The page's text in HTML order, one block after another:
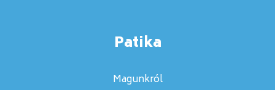
Patika
Magunkról